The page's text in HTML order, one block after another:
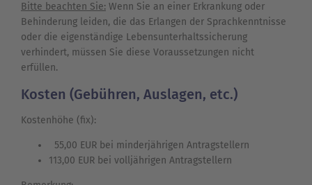
Bitte beachten Sie: Wenn Sie an einer Erkrankung oder
Behinderung leiden, die das Erlangen der Sprachkenntnisse
oder die eigenständige Lebensunterhaltssicherung
verhindert, müssen Sie diese Voraussetzungen nicht
erfüllen.
Kosten (Gebühren, Auslagen, etc.)
Kostenhöhe (fix):
55,00 EUR bei minderjährigen Antragstellern
113,00 EUR bei volljährigen Antragstellern